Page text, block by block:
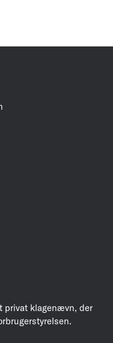
privat klagenævn, der